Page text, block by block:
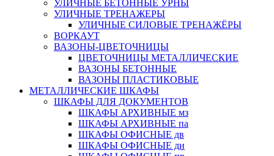
УЛИЧНЫЕ БЕТОННЫЕ УРНЫ
УЛИЧНЫЕ ТРЕНАЖЕРЫ
УЛИЧНЫЕ СИЛОВЫЕ ТРЕНАЖЁРЫ
ВОРКАУТ
ВАЗОНЫ-ЦВЕТОЧНИЦЫ
ЦВЕТОЧНИЦЫ МЕТАЛЛИЧЕСКИЕ
ВАЗОНЫ БЕТОННЫЕ
ВАЗОНЫ ПЛАСТИКОВЫЕ
МЕТАЛЛИЧЕСКИЕ ШКАФЫ
ШКАФЫ ДЛЯ ДОКУМЕНТОВ
ШКАФЫ АРХИВНЫЕ мз
ШКАФЫ АРХИВНЫЕ па
ШКАФЫ ОФИСНЫЕ дв
ШКАФЫ ОФИСНЫЕ ди